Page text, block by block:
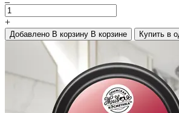
+
Добавлено В корзину В корзине Купить в